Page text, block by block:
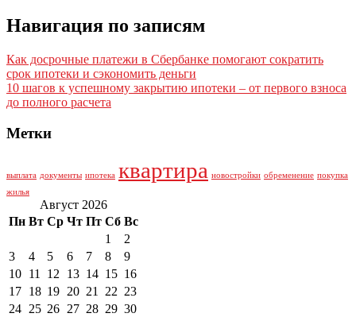
Навигация по записям
Как досрочные платежи в Сбербанке помогают сократить
срок ипотеки и сэкономить деньги
10 шагов к успешному закрытию ипотеки – от первого взноса
до полного расчета
Метки
выплата документы ипотека квартира новостройки обременение покупка
жилья
Август 2026
Пн Вт Ср Чт Пт Сб Вс
1
2
3
4 5 6 7 8
9
10 11 12 13 14 15 16
17 18 19 20 21 22 23
24 25 26 27 28 29 30